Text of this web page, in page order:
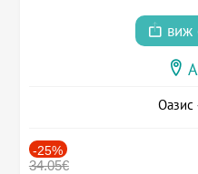
виж
Оазис
-25%
34.05€